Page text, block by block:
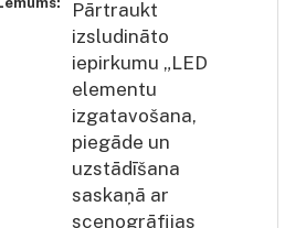
Pārtraukt
izsludināto
iepirkumu „LED
elementu
izgatavošana,
piegāde un
uzstādīšana
saskaņā ar
scenogrāfijas